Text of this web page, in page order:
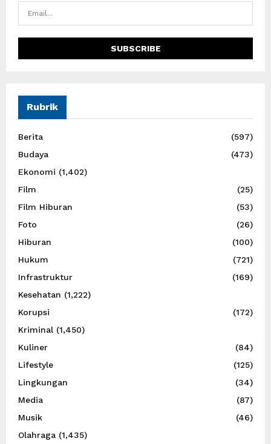
Rubrik
Berita
(597)
Budaya
(473)
Ekonomi (1,402)
Film
(25)
Film Hiburan
(53)
Foto
(26)
Hiburan
(100)
Hukum
(721)
Infrastruktur
(169)
Kesehatan (1,222)
Korupsi
(172)
Kriminal (1,450)
Kuliner
(84)
Lifestyle
(125)
Lingkungan
(34)
Media
(87)
Musik
(46)
Olahraga (1,435)